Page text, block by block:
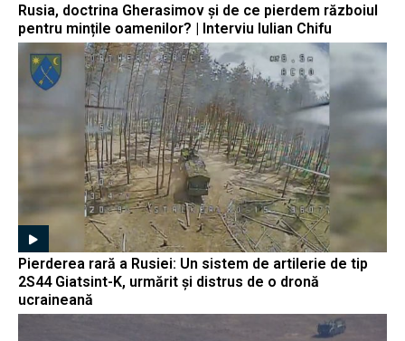
Rusia, doctrina Gherasimov și de ce pierdem războiul
pentru mințile oamenilor? | Interviu Iulian Chifu
Pierderea rară a Rusiei: Un sistem de artilerie de tip
2S44 Giatsint-K, urmărit și distrus de o dronă
ucraineană